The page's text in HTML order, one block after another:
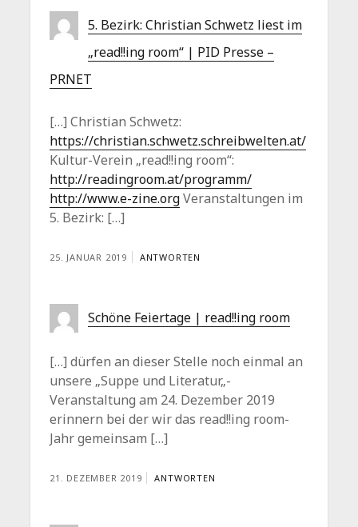
5. Bezirk: Christian Schwetz liest im
„read!!ing room“ | PID Presse –
PRNET
[…] Christian Schwetz:
https://christian.schwetz.schreibwelten.at/
Kultur-Verein „read!!ing room“:
http://readingroom.at/programm/
http://www.e-zine.orgVeranstaltungen im
5. Bezirk: […]
25. JANUAR 2019 ANTWORTEN
Schöne Feiertage | read!!ing room
[…] dürfen an dieser Stelle noch einmal an
unsere „Suppe und Literatur„-
Veranstaltung am 24. Dezember 2019
erinnern bei der wir das read!!ing room-
Jahr gemeinsam […]
21. DEZEMBER 2019 ANTWORTEN